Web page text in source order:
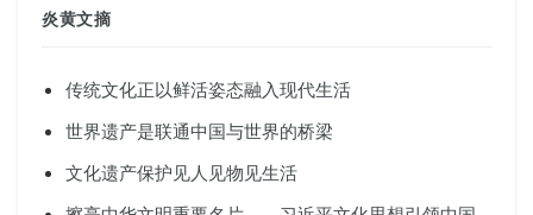
炎黄文摘
传统文化正以鲜活姿态融入现代生活
世界遗产是联通中国与世界的桥梁
文化遗产保护见人见物见生活